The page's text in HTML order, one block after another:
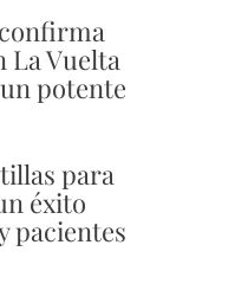
La Vuelta
potente
para
éxito
pacientes